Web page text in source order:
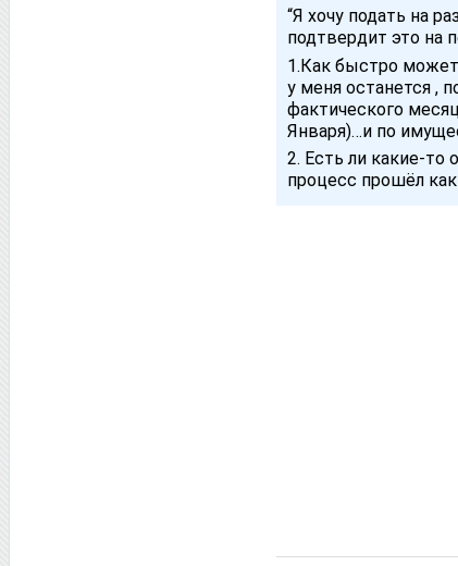
“Я хочу подать на
подтвердит это на
1.Как быстро
у меня останется ,
фактического
Января)…и по
2. Есть ли какие-то
процесс прошёл